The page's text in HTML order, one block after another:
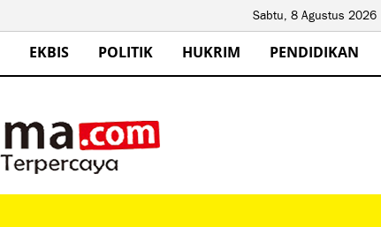
Sabtu, 8 Agustus 2026
EKBIS POLITIK HUKRIM PENDIDIKAN